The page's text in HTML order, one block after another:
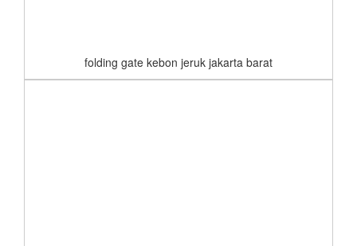
folding gate kebon jeruk jakarta barat